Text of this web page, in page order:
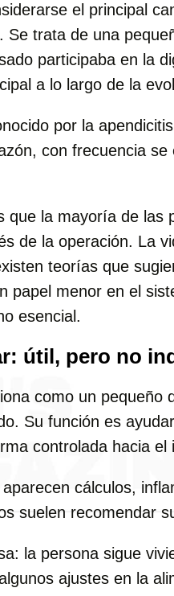
el principal
Se trata de una
participaba en la
a lo largo de la
por la
con frecuencia se
que la mayoría de las
de la operación. La
teorías que
papel menor en el
esencial.
útil, pero no
como un pequeño
Su función es
controlada hacia el
cálculos,
suelen recomendar
la persona sigue
ajustes en la